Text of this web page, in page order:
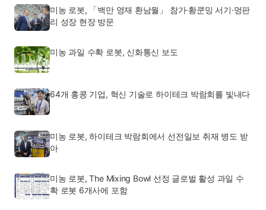
미농 로봇, 「백만 영재 환남월」 참가·황쿤밍 서기·멍판
리 성장 현장 방문
미농 과일 수확 로봇, 신화통신 보도
64개 홍콩 기업, 혁신 기술로 하이테크 박람회를 빛내다
미농 로봇, 하이테크 박람회에서 선전일보 취재 병도 받
아
미농 로봇, The Mixing Bowl 선정 글로벌 활성 과일 수
확 로봇 6개사에 포함